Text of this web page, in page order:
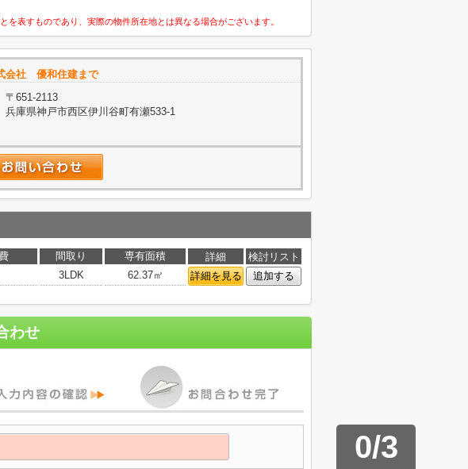
表すものであり、実際の物件所在地とは異なる場合がございます。
会社 優和住建まで
〒651-2113
兵庫県神戸市西区伊川谷町有瀬533-1
間取り 専有面積 詳細
検討リスト
3LDK 62.37㎡ 詳細を見る 追加する
わせ
0/3